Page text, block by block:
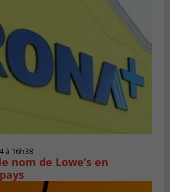
à 16h38
nom de Lowe’s en